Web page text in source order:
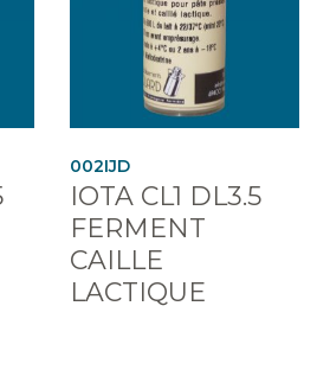
002IJD
IOTA CL1 DL3.5
FERMENT
CAILLE
LACTIQUE